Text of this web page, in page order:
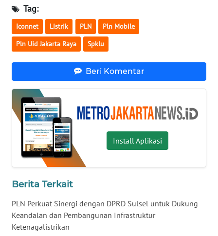
Tag:
Iconnet Listrik PLN Pln Mobile
Pln Uid Jakarta Raya Spklu
Beri Komentar
Install Aplikasi
Berita Terkait
PLN Perkuat Sinergi dengan DPRD Sulsel untuk Dukung
Keandalan dan Pembangunan Infrastruktur
Ketenagalistrikan
WN
SULUT
WN
MALUKU
MALUT
WN
DAIRI
WN
DANAU
TOBA
NIAS
WN